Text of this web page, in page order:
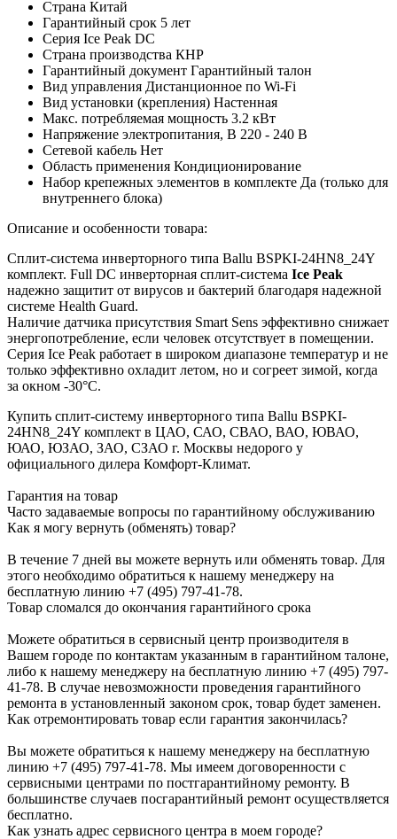
Страна Китай
Гарантийный срок 5 лет
Серия Ice Peak DC
Страна производства КНР
Гарантийный документ Гарантийный талон
Вид управления Дистанционное по Wi-Fi
Вид установки (крепления) Настенная
Макс. потребляемая мощность 3.2 кВт
Напряжение электропитания, В 220 - 240 В
Сетевой кабель Нет
Область применения Кондиционирование
Набор крепежных элементов в комплекте Да (только для
внутреннего блока)
Описание и особенности товара:
Сплит-система инверторного типа Ballu BSPKI-24HN8_24Y
комплект. Full DC инверторная сплит-система Ice Peak
надежно защитит от вирусов и бактерий благодаря надежной
системе Health Guard.
Наличие датчика присутствия Smart Sens эффективно снижает
энергопотребление, если человек отсутствует в помещении.
Серия Ice Peak работает в широком диапазоне температур и не
только эффективно охладит летом, но и согреет зимой, когда
за окном -30°С.
Купить сплит-систему инверторного типа Ballu BSPKI-
24HN8_24Y комплект в ЦАО, САО, СВАО, ВАО, ЮВАО,
ЮАО, ЮЗАО, ЗАО, СЗАО г. Москвы недорого у
официального дилера Комфорт-Климат.
Гарантия на товар
Часто задаваемые вопросы по гарантийному обслуживанию
Как я могу вернуть (обменять) товар?
В течение 7 дней вы можете вернуть или обменять товар. Для
этого необходимо обратиться к нашему менеджеру на
бесплатную линию +7 (495) 797-41-78.
Товар сломался до окончания гарантийного срока
Можете обратиться в сервисный центр производителя в
Вашем городе по контактам указанным в гарантийном талоне,
либо к нашему менеджеру на бесплатную линию +7 (495) 797-
41-78. В случае невозможности проведения гарантийного
ремонта в установленный законом срок, товар будет заменен.
Как отремонтировать товар если гарантия закончилась?
Вы можете обратиться к нашему менеджеру на бесплатную
линию +7 (495) 797-41-78. Мы имеем договоренности с
сервисными центрами по постгарантийному ремонту. В
большинстве случаев посгарантийный ремонт осуществляется
бесплатно.
Как узнать адрес сервисного центра в моем городе?